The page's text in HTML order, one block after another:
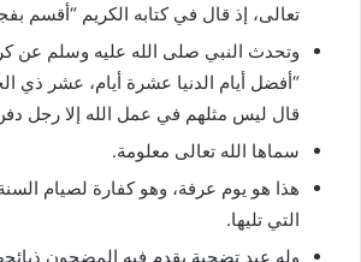
تعالى، إذ قال في كتابه الكريم “أقسم
وتحدث النبي صلى الله عليه وسلم عن
“أفضل أيام الدنيا عشرة أيام، عشر ذي
قال ليس مثلهم في عمل الله إلا رجل
سماها الله تعالى معلومة.
هذا هو يوم عرفة، وهو كفارة لصيام
التي تليها.
وله عيد تضحية يقدم فيه المضحون